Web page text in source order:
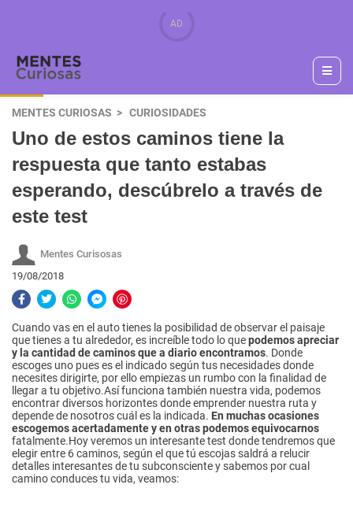
MENTES CURIOSAS CURIOSIDADES
Uno de estos caminos tiene la
respuesta que tanto estabas
esperando, descúbrelo a través de
este test
Mentes Curisosas
19/08/2018
Cuando vas en el auto tienes la posibilidad de observar el paisaje
que tienes a tu alrededor, es increíble todo lo quepodemos apreciar
y la cantidad de caminos que a diario encontramos. Donde
escoges uno pues es el indicado según tus necesidades donde
necesites dirigirte, por ello empiezas un rumbo con la finalidad de
llegar a tu objetivo.Así funciona también nuestra vida, podemos
encontrar diversos horizontes donde emprender nuestra ruta y
depende de nosotros cuál es la indicada. En muchas ocasiones
escogemos acertadamente y en otras podemos equivocarnos
fatalmente.Hoy veremos un interesante test donde tendremos que
elegir entre 6 caminos, según el que tú escojas saldrá a relucir
detalles interesantes de tu subconsciente y sabemos por cual
camino conduces tu vida, veamos: